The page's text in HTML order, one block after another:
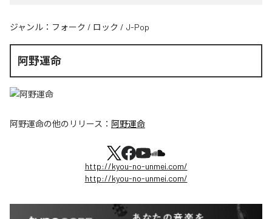
ジャンル： フォーク / ロック / J-Pop
阿野運命
阿野運命の他のリリース： 阿野運命
http://kyou-no-unmei.com/
http://kyou-no-unmei.com/